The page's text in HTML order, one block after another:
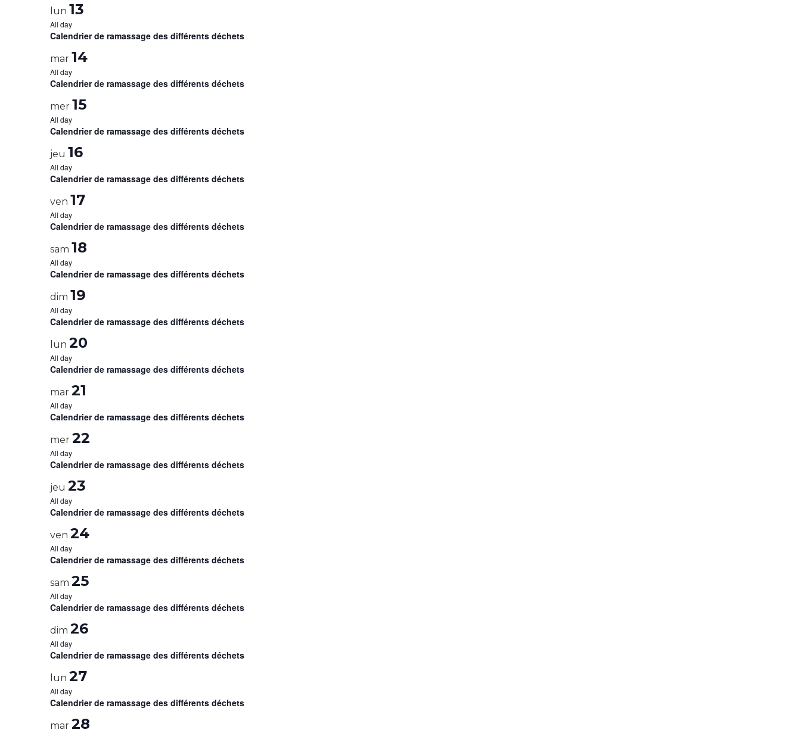
lun 13
All day
Calendrier de ramassage des différents déchets
mar 14
All day
Calendrier de ramassage des différents déchets
mer 15
All day
Calendrier de ramassage des différents déchets
jeu 16
All day
Calendrier de ramassage des différents déchets
ven 17
All day
Calendrier de ramassage des différents déchets
sam 18
All day
Calendrier de ramassage des différents déchets
dim 19
All day
Calendrier de ramassage des différents déchets
lun 20
All day
Calendrier de ramassage des différents déchets
mar 21
All day
Calendrier de ramassage des différents déchets
mer 22
All day
Calendrier de ramassage des différents déchets
jeu 23
All day
Calendrier de ramassage des différents déchets
ven 24
All day
Calendrier de ramassage des différents déchets
sam 25
All day
Calendrier de ramassage des différents déchets
dim 26
All day
Calendrier de ramassage des différents déchets
lun 27
All day
Calendrier de ramassage des différents déchets
mar 28